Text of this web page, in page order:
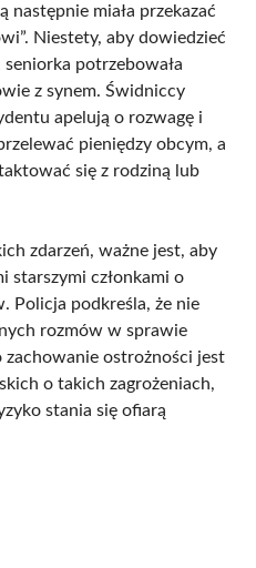
miała przekazać
Niestety, aby dowiedzieć
seniorka potrzebowała
z synem. Świdniccy
apelują o rozwagę i
pieniędzy obcym, a
się z rodziną lub
zdarzeń, ważne jest, aby
starszymi członkami o
Policja podkreśla, że nie
rozmów w sprawie
ostrożności jest
o takich zagrożeniach,
stania się ofiarą